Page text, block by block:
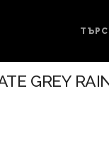
GREY